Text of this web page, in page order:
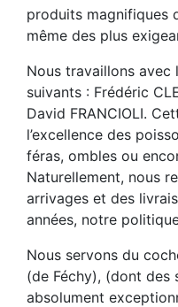
produits magnifiques
même des plus
Nous travaillons avec
suivants : Frédéric
David FRANCIOLI.
l’excellence des
féras, ombles ou
Naturellement, nous
arrivages et des
années, notre
Nous servons du
(de Féchy), (dont des
absolument